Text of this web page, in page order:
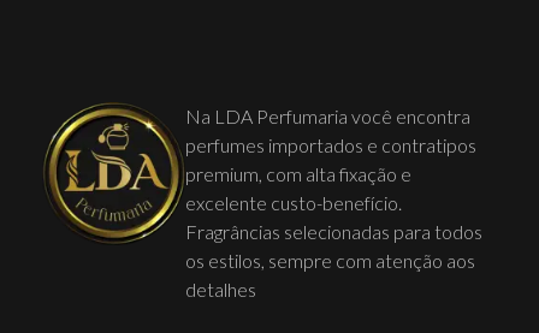
Na LDA Perfumaria você encontra
perfumes importados e contratipos
premium, com alta fixação e
excelente custo-benefício.
Fragrâncias selecionadas para todos
os estilos, sempre com atenção aos
detalhes